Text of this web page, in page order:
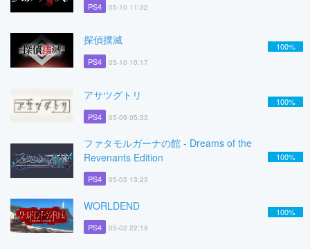
PS4 05-10 11:32
探偵撲滅
PS4 05-10 10:17
100%
アサツグトリ
PS4 05-09 05:33
100%
ファタモルガーナの館 - Dreams of the
Revenants Edition
PS4 05-03 13:23
100%
WORLDEND
PS4 05-02 22:19
100%